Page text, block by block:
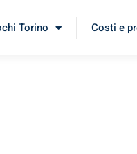
Torino Costi e